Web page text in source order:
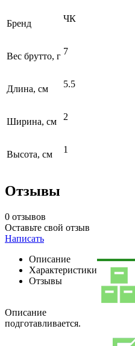
Бренд ЧК
Вес брутто, г 7
Длина, см 5.5
Ширина, см 2
Высота, см 1
Отзывы
0 отзывов
Оставьте свой отзыв
Написать
Описание
Характеристики
Отзывы
Описание
подготавливается.